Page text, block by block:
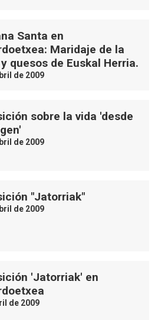
Santa en
Maridaje de la
quesos de Euskal Herria.
de 2009
sobre la vida 'desde
de 2009
"Jatorriak"
de 2009
'Jatorriak' en
de 2009